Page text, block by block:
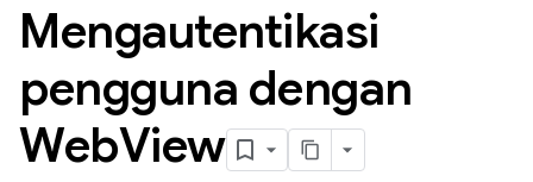
Mengautentikasi
pengguna dengan
WebView